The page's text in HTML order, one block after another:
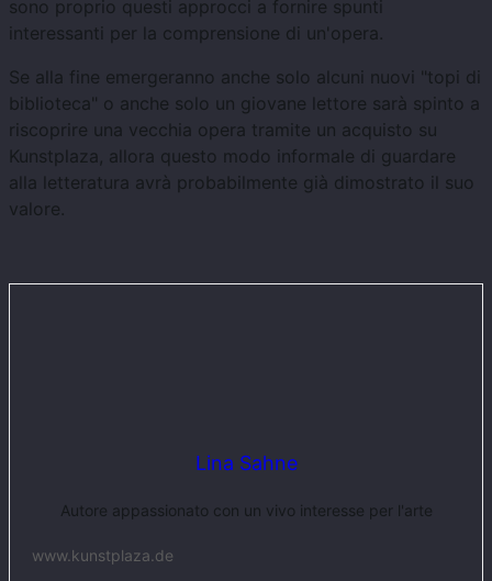
sono proprio questi approcci a fornire spunti
interessanti per la comprensione di un'opera.
Se alla fine emergeranno anche solo alcuni nuovi "topi di
biblioteca" o anche solo un giovane lettore sarà spinto a
riscoprire una vecchia opera tramite un acquisto su
Kunstplaza, allora questo modo informale di guardare
alla letteratura avrà probabilmente già dimostrato il suo
valore.
Lina Sahne
Autore appassionato con un vivo interesse per l'arte
www.kunstplaza.de